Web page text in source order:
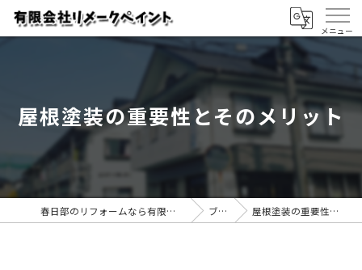
屋根塗装の重要性とそのメリット
春日部のリフォームなら有限会社リメークペイント ブログ 屋根塗装の重要性とそのメリット